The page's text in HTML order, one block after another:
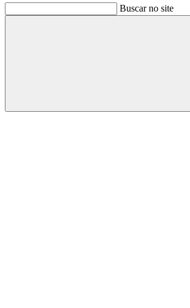
Buscar no site
Buscar